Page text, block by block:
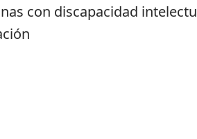
con discapacidad